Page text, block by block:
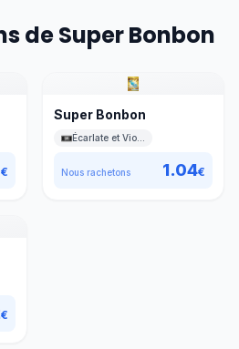
de Super Bonbon
€
Super Bonbon
Nous rachetons 1.04€
€